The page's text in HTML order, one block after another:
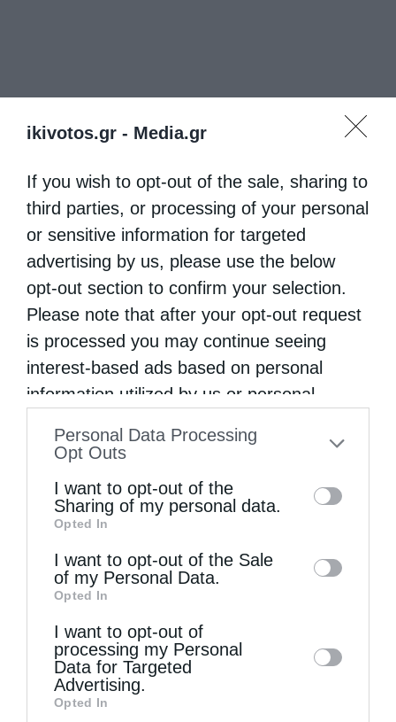
ikivotos.gr - Media.gr
If you wish to opt-out of the sale, sharing to
third parties, or processing of your personal
or sensitive information for targeted
advertising by us, please use the below
opt-out section to confirm your selection.
Please note that after your opt-out request
is processed you may continue seeing
interest-based ads based on personal
information utilized by us or personal
to your opt-out. You may separately opt-out
information by third parties on the IAB’s list
of downstream participants. This
information may also be disclosed by us to
third parties on theIAB’s List of
Downstream Participants
disclose it to other third parties.
Personal Data Processing
Opt Outs
I want to opt-out of the
Sharing of my personal data.
Opted In
I want to opt-out of the Sale
of my Personal Data.
Opted In
I want to opt-out of
processing my Personal
Data for Targeted
Advertising.
Opted In
Τελευταία άρθρα
Η LEROY MERLIN στηρίζει τον Ελληνικό Ερυθρό
Σταυρό με δωρεά επιχειρησιακού εξοπλισμού για
την αντιμετώπιση των καταστροφικών